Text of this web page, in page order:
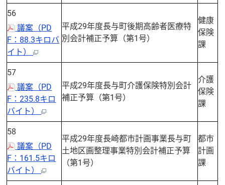
56
議案（PD
F：88.3キロバ
イト）
平成29年度長与町後期高齢者医療特
別会計補正予算（第1号）
健康
保険
課
57
議案（PD
F：235.8キロ
バイト）
平成29年度長与町介護保険特別会計
補正予算（第1号）
介護
保険
課
58
議案（PD
F：161.5キロ
バイト）
平成29年度長崎都市計画事業長与町
土地区画整理事業特別会計補正予算
（第1号）
都市
計画
課